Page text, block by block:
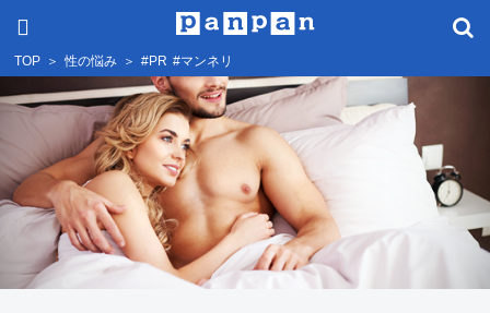
TOP ＞ 性の悩み ＞ #PR #マンネリ